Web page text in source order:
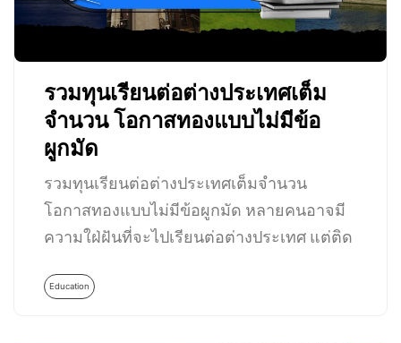
รวมทุนเรียนต่อต่างประเทศเต็ม
จำนวน โอกาสทองแบบไม่มีข้อ
ผูกมัด
รวมทุนเรียนต่อต่างประเทศเต็มจำนวน
โอกาสทองแบบไม่มีข้อผูกมัด หลายคนอาจมี
ความใฝ่ฝันที่จะไปเรียนต่อต่างประเทศ แต่ติด
Education